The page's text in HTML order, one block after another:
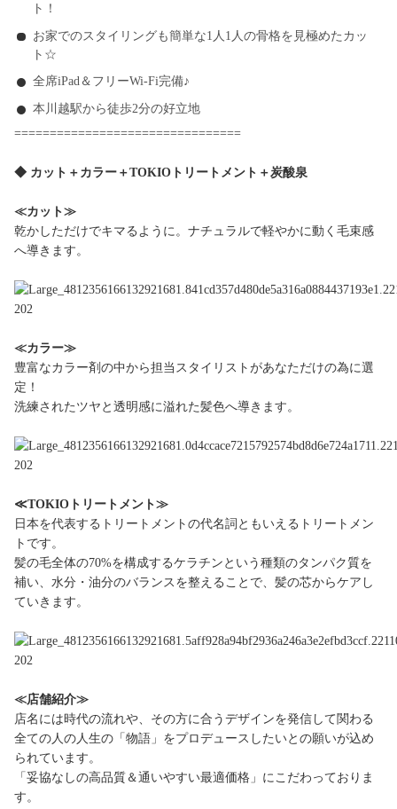
ト！
お家でのスタイリングも簡単な1人1人の骨格を見極めたカッ
ト☆
全席iPad＆フリーWi-Fi完備♪
本川越駅から徒歩2分の好立地
================================
◆ カット＋カラー＋TOKIOトリートメント＋炭酸泉
≪カット≫
乾かしただけでキマるように。ナチュラルで軽やかに動く毛束感
へ導きます。
≪カラー≫
豊富なカラー剤の中から担当スタイリストがあなただけの為に選
定！
洗練されたツヤと透明感に溢れた髪色へ導きます。
≪TOKIOトリートメント≫
日本を代表するトリートメントの代名詞ともいえるトリートメン
トです。
髪の毛全体の70%を構成するケラチンという種類のタンパク質を
補い、水分・油分のバランスを整えることで、髪の芯からケアし
ていきます。
≪店舗紹介≫
店名には時代の流れや、その方に合うデザインを発信して関わる
全ての人の人生の「物語」をプロデュースしたいとの願いが込め
られています。
「妥協なしの高品質＆通いやすい最適価格」にこだわっておりま
す。